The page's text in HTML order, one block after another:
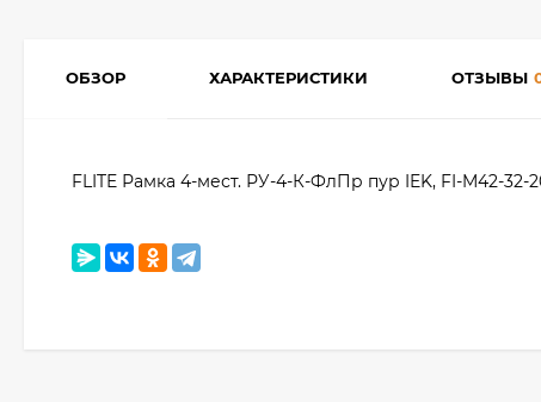
ОБЗОР ХАРАКТЕРИСТИКИ ОТЗЫВЫ
FLITE Рамка 4-мест. РУ-4-К-ФлПр пур IEK, FI-M42-32-